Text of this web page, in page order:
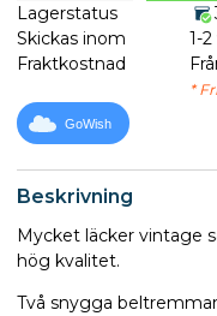
Beskrivning
Mycket läcker vintage
hög kvalitet.
Två snygga
Lagerstatus
Skickas inom
1-
Fraktkostnad
*
GoWish